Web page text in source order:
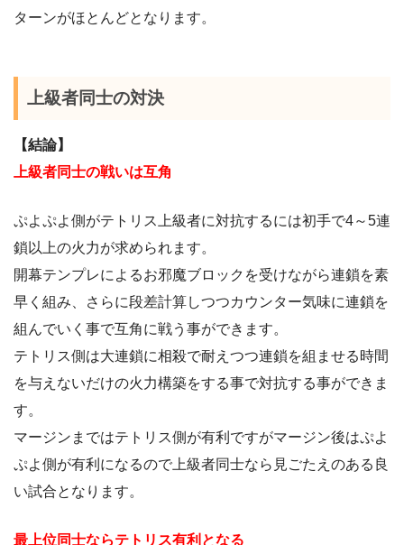
ターンがほとんどとなります。
上級者同士の対決
【結論】
上級者同士の戦いは互角
ぷよぷよ側がテトリス上級者に対抗するには初手で4～5連
鎖以上の火力が求められます。
開幕テンプレによるお邪魔ブロックを受けながら連鎖を素
早く組み、さらに段差計算しつつカウンター気味に連鎖を
組んでいく事で互角に戦う事ができます。
テトリス側は大連鎖に相殺で耐えつつ連鎖を組ませる時間
を与えないだけの火力構築をする事で対抗する事ができま
す。
マージンまではテトリス側が有利ですがマージン後はぷよ
ぷよ側が有利になるので上級者同士なら見ごたえのある良
い試合となります。
最上位同士ならテトリス有利となる